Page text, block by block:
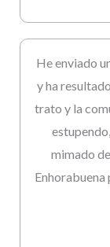
He enviado
y ha
trato y la
mimado